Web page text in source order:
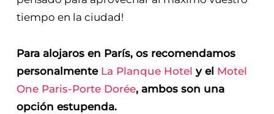
tiempo en la ciudad!
Para alojaros en París, os recomendamos
personalmente La Planque Hotel y el Motel
One Paris-Porte Dorée, ambos son una
opción estupenda.